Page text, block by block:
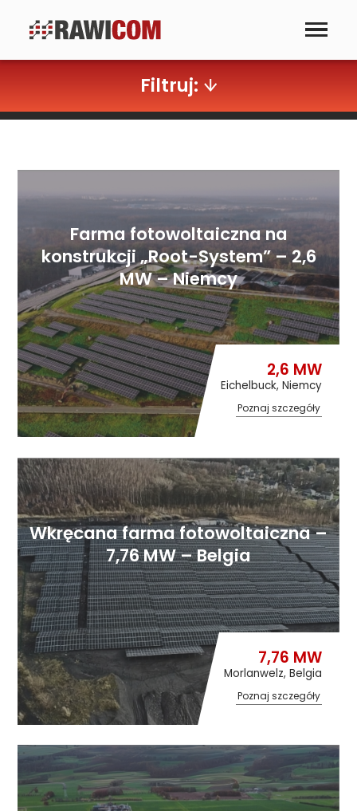
Filtruj:
Dla firm
Instalacje fotowoltaiczne
Stacje ładowania
samochodów elektrycznych
Farma fotowoltaiczna na
konstrukcji „Root-System” – 2,6
MW – Niemcy
2,6 MW
Eichelbuck, Niemcy
Poznaj szczegóły
Wkręcana farma fotowoltaiczna –
7,76 MW – Belgia
7,76 MW
Morlanwelz, Belgia
Poznaj szczegóły